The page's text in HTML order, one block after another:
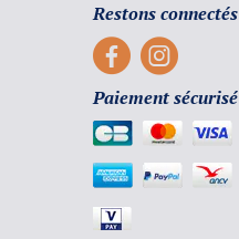
Restons connectés
Paiement sécurisé